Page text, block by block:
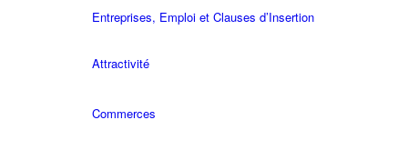
Entreprises, Emploi et Clauses d’Insertion
Attractivité
Commerces